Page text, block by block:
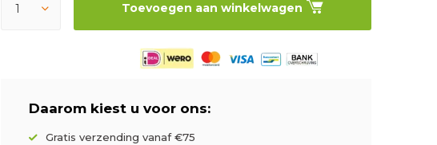
Toevoegen aan winkelwagen
Daarom kiest u voor ons:
Gratis verzending vanaf €75